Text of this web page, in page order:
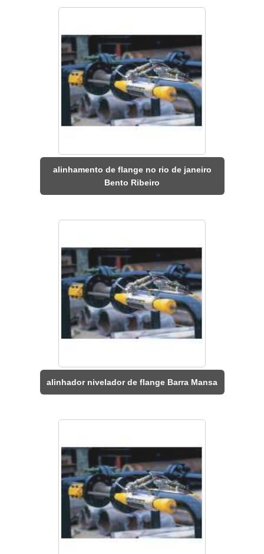
alinhamento de flange no rio de janeiro
Bento Ribeiro
alinhador nivelador de flange Barra Mansa